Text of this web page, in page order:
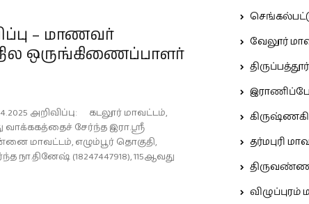
– மாணவர்
ஒருங்கிணைப்பாளர்
அறிவிப்பு: கடலூர் மாவட்டம்,
வாக்ககத்தைச் சேர்ந்த இரா.ஸ்ரீ
மாவட்டம், எழும்பூர் தொகுதி,
(18247447918), 115ஆவது
வேலூர்
தர்மபுரி
விழுப்புரம்